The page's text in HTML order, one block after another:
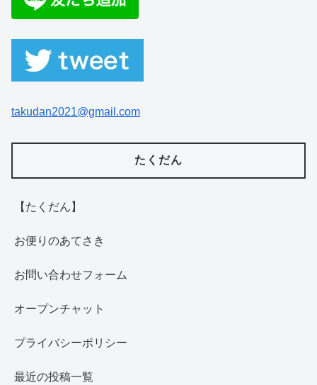
takudan2021@gmail.com
たくだん
【たくだん】
お便りのあてさき
お問い合わせフォーム
オープンチャット
プライバシーポリシー
最近の投稿一覧